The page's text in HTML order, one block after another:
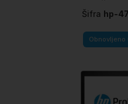
Šifra hp-
Obnovljeno